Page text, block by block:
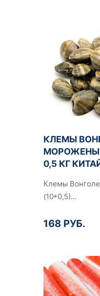
КЛЕМЫ
0,5 КГ
Клемы
(10*0,5)…
168 РУБ.